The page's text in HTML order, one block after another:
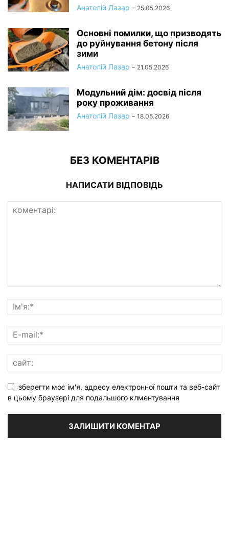
Анатолій Лазар - 25.05.2026
Основні помилки, що призводять
до руйнування бетону після
зими
Анатолій Лазар - 21.05.2026
Модульний дім: досвід після
року проживання
Анатолій Лазар - 18.05.2026
БЕЗ КОМЕНТАРІВ
НАПИСАТИ ВІДПОВІДЬ
зберегти моє ім'я, адресу електронної пошти та веб-сайт
в цьому браузері для подальшого клментування